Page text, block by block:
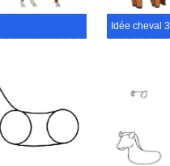
Idée cheval 3